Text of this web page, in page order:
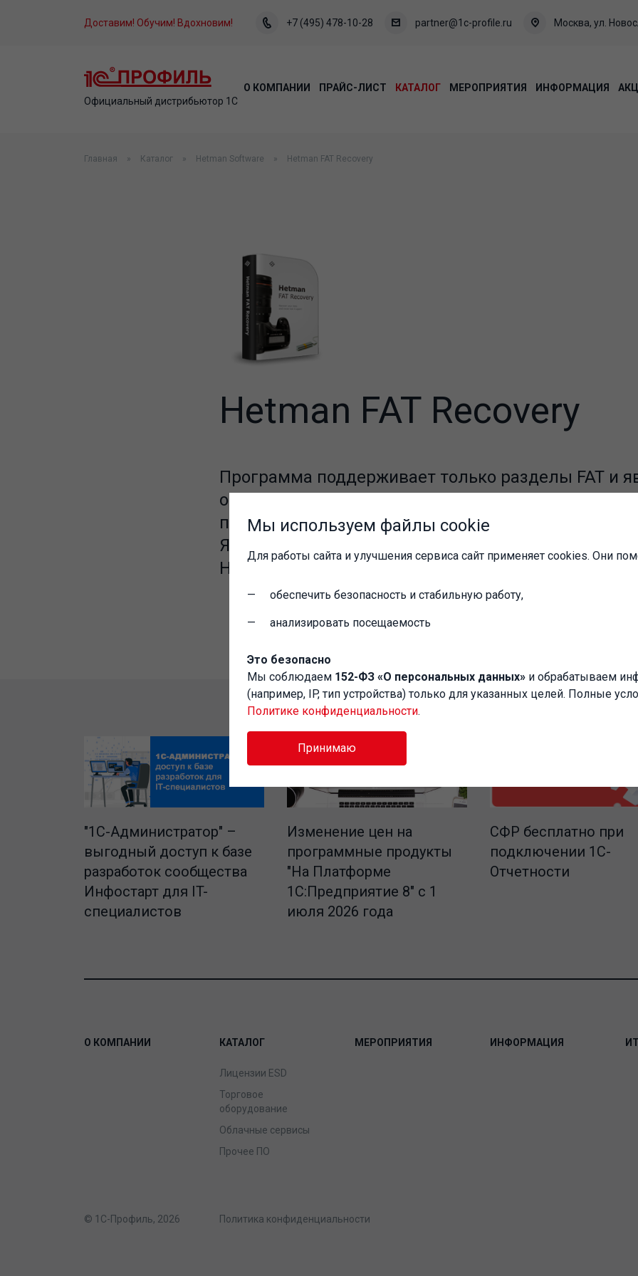
Доставим! Обучим! Вдохновим! +7 (495) 478-10-28 partner@1c-profile.ru Москва, ул.
Официальный дистрибьютор 1С
О КОМПАНИИ ПРАЙС-ЛИСТ КАТАЛОГ МЕРОПРИЯТИЯ ИНФОРМАЦИЯ
Главная Каталог Hetman Software Hetman FAT Recovery
Hetman FAT Recovery
Программа поддерживает только разделы FAT и
оптимальным решением для восстановления
памяти и USB-флеш-дисков.
Язык интерфейса: Русский, Французский,
Немецкий
"1C-Администратор" –
выгодный доступ к базе
разработок сообщества
Инфостарт для IT-
специалистов
Изменение цен на
программные продукты
"На Платформе
1С:Предприятие 8" с 1
июля 2026 года
СФР бесплатно при
подключении 1С-
Отчетности
О КОМПАНИИ КАТАЛОГ
Лицензии ESD
Торговое
оборудование
Облачные сервисы
Прочее ПО
МЕРОПРИЯТИЯ ИНФОРМАЦИЯ
© 1С-Профиль, 2026 Политика конфиденциальности
Мы используем файлы cookie
Для работы сайта и улучшения сервиса сайт применяет cookies. Они
обеспечить безопасность и стабильную работу,
анализировать посещаемость
Это безопасно
Мы соблюдаем 152-ФЗ «О персональных данных» и обрабатываем
(например, IP, тип устройства) только для указанных целей. Полные
Политике конфиденциальности.
Принимаю